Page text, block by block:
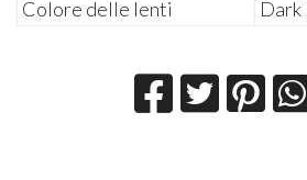
Colore delle lenti
Dark